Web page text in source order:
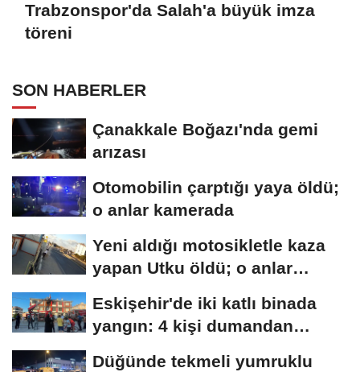
Trabzonspor'da Salah'a büyük imza
töreni
SON HABERLER
Çanakkale Boğazı'nda gemi
arızası
Otomobilin çarptığı yaya öldü;
o anlar kamerada
Yeni aldığı motosikletle kaza
yapan Utku öldü; o anlar
Eskişehir'de iki katlı binada
yangın: 4 kişi dumandan
Düğünde tekmeli yumruklu